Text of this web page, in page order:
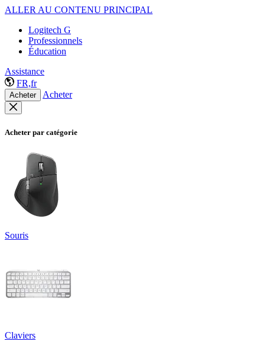
ALLER AU CONTENU PRINCIPAL
Logitech G
Professionnels
Éducation
Assistance
FR,fr
Acheter Acheter
Acheter par catégorie
Souris
Claviers